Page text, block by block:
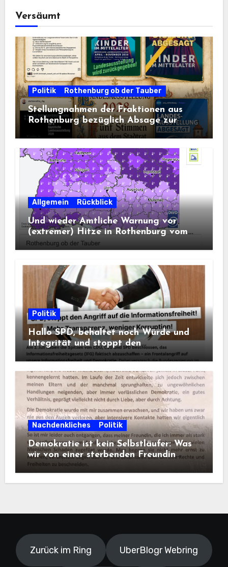
Versäumt
Politik Rothenburg ob der Tauber
Stellungnahmen der Fraktionen aus
Rothenburg bezüglich Absage zur
Landesausstellung 2028
Allgemein Rückblick
Und wieder Amtliche Warnung vor
(extremer) Hitze in Rothenburg vom
DWD
Politik
Hallo SPD, behaltet noch Würde und
Integrität und stoppt den
Frontalangriff auf die
Informationsfreiheit!
Nachdenkliches Politik
Demokratie ist kein Selbstläufer: Was
wir von einer sterbenden Freundin
lernen müssen
Zurück im Ring UberBlogr Webring